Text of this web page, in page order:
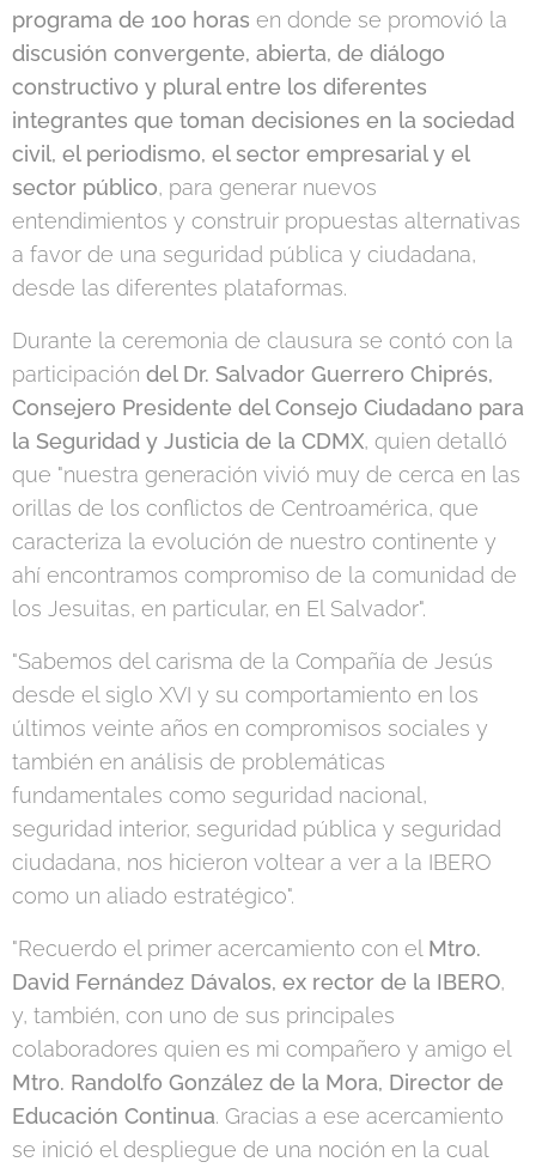
programa de 100 horas en donde se promovió la
discusión convergente, abierta, de diálogo
constructivo y plural entre los diferentes
integrantes que toman decisiones en la sociedad
civil, el periodismo, el sector empresarial y el
sector público, para generar nuevos
entendimientos y construir propuestas alternativas
a favor de una seguridad pública y ciudadana,
desde las diferentes plataformas.
Durante la ceremonia de clausura se contó con la
participación del Dr. Salvador Guerrero Chiprés,
Consejero Presidente del Consejo Ciudadano para
la Seguridad y Justicia de la CDMX, quien detalló
que "nuestra generación vivió muy de cerca en las
orillas de los conflictos de Centroamérica, que
caracteriza la evolución de nuestro continente y
ahí encontramos compromiso de la comunidad de
los Jesuitas, en particular, en El Salvador".
"Sabemos del carisma de la Compañía de Jesús
desde el siglo XVI y su comportamiento en los
últimos veinte años en compromisos sociales y
también en análisis de problemáticas
fundamentales como seguridad nacional,
seguridad interior, seguridad pública y seguridad
ciudadana, nos hicieron voltear a ver a la IBERO
como un aliado estratégico".
"Recuerdo el primer acercamiento con el Mtro.
David Fernández Dávalos, ex rector de la IBERO,
y, también, con uno de sus principales
colaboradores quien es mi compañero y amigo el
Mtro. Randolfo González de la Mora, Director de
Educación Continua. Gracias a ese acercamiento
se inició el despliegue de una noción en la cual